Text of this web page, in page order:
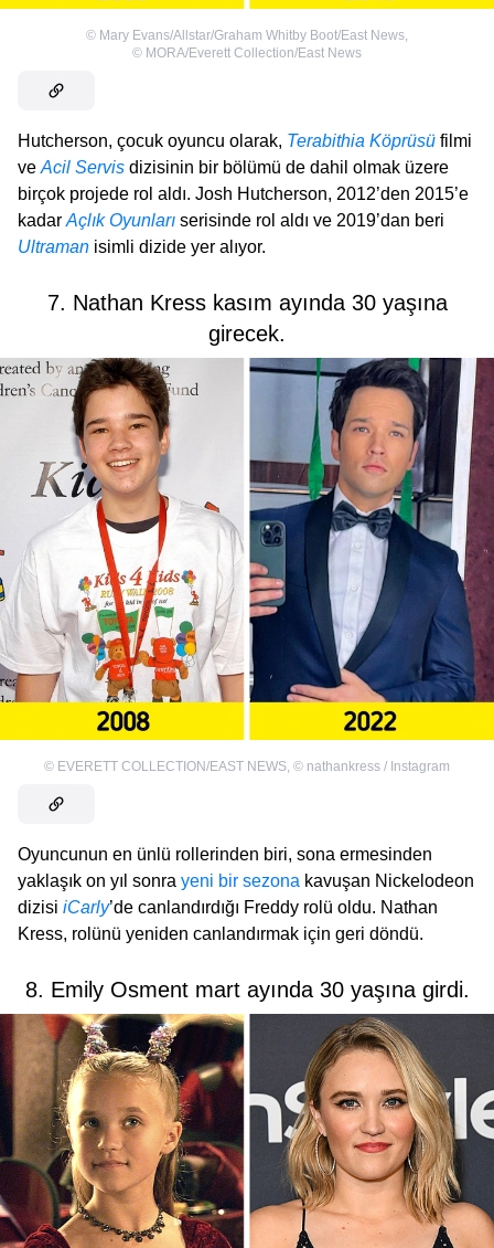
© Mary Evans/Allstar/Graham Whitby Boot/East News,
© MORA/Everett Collection/East News
Hutcherson, çocuk oyuncu olarak, Terabithia Köprüsü filmi
ve Acil Servis dizisinin bir bölümü de dahil olmak üzere
birçok projede rol aldı. Josh Hutcherson, 2012’den 2015’e
kadar Açlık Oyunları serisinde rol aldı ve 2019’dan beri
Ultraman isimli dizide yer alıyor.
7. Nathan Kress kasım ayında 30 yaşına
girecek.
© EVERETT COLLECTION/EAST NEWS, © nathankress / Instagram
Oyuncunun en ünlü rollerinden biri, sona ermesinden
yaklaşık on yıl sonra yeni bir sezona kavuşan Nickelodeon
dizisi iCarly’de canlandırdığı Freddy rolü oldu. Nathan
Kress, rolünü yeniden canlandırmak için geri döndü.
8. Emily Osment mart ayında 30 yaşına girdi.